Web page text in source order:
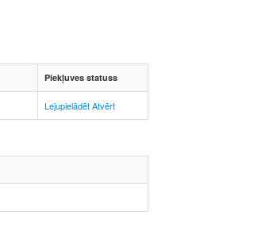
Piekļuves statuss
LejupielādētAtvērt